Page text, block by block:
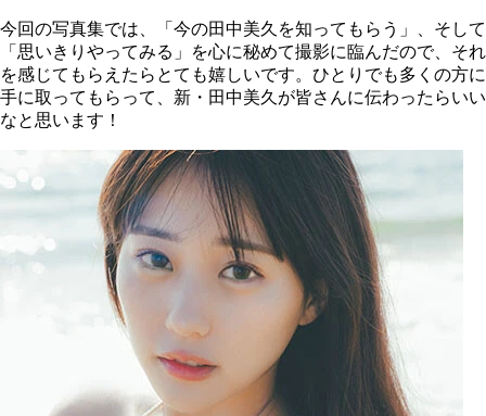
今回の写真集では、「今の田中美久を知ってもらう」、そして
「思いきりやってみる」を心に秘めて撮影に臨んだので、それ
を感じてもらえたらとても嬉しいです。ひとりでも多くの方に
手に取ってもらって、新・田中美久が皆さんに伝わったらいい
なと思います！